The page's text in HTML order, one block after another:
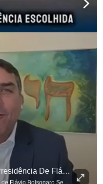
Plano De Governo É A Vice Presidência De Flávio Bolsonaro